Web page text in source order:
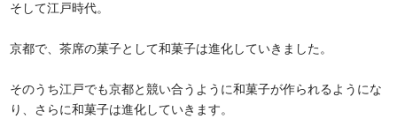
そして江戸時代。
京都で、茶席の菓子として和菓子は進化していきました。
そのうち江戸でも京都と競い合うように和菓子が作られるようにな
り、さらに和菓子は進化していきます。